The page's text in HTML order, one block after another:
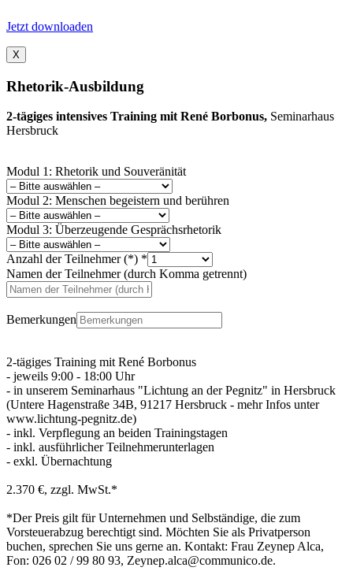
Jetzt downloaden
X
Rhetorik-Ausbildung
2-tägiges intensives Training mit René Borbonus, Seminarhaus
Hersbruck
Modul 1: Rhetorik und Souveränität
Modul 2: Menschen begeistern und berühren
Modul 3: Überzeugende Gesprächsrhetorik
Anzahl der Teilnehmer (*) *
Namen der Teilnehmer (durch Komma getrennt)
Bemerkungen
2-tägiges Training mit René Borbonus
- jeweils 9:00 - 18:00 Uhr
- in unserem Seminarhaus "Lichtung an der Pegnitz" in Hersbruck
(Untere Hagenstraße 34B, 91217 Hersbruck - mehr Infos unter
www.lichtung-pegnitz.de)
- inkl. Verpflegung an beiden Trainingstagen
- inkl. ausführlicher Teilnehmerunterlagen
- exkl. Übernachtung
2.370 €, zzgl. MwSt.*
*Der Preis gilt für Unternehmen und Selbständige, die zum
Vorsteuerabzug berechtigt sind. Möchten Sie als Privatperson
buchen, sprechen Sie uns gerne an. Kontakt: Frau Zeynep Alca,
Fon: 026 02 / 99 80 93, Zeynep.alca@communico.de.